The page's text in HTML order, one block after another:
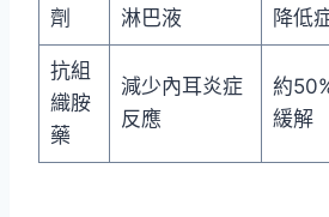
劑
淋巴液
降低
抗組
織胺
藥
減少內耳炎症
反應
約
緩解